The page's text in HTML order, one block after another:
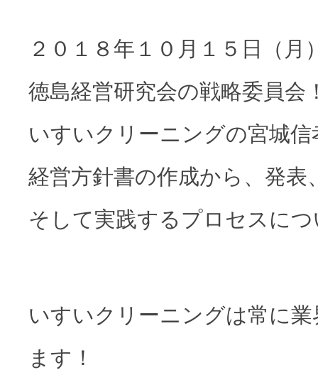
２０１８年１０月１５日（月
徳島経営研究会の戦略委員会
いすいクリーニングの宮城
経営方針書の作成から、発表
そして実践するプロセスに
いすいクリーニングは常に
ます！